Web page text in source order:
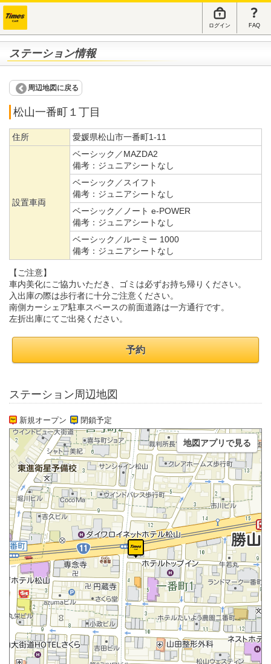
ログイン FAQ
ステーション情報
周辺地図に戻る
松山一番町１丁目
住所 愛媛県松山市一番町1-11
設置車両
ベーシック／MAZDA2
備考： ジュニアシートなし
ベーシック／スイフト
備考： ジュニアシートなし
ベーシック／ノート e-POWER
備考： ジュニアシートなし
ベーシック／ルーミー 1000
備考： ジュニアシートなし
【ご注意】
車内美化にご協力いただき、ゴミは必ずお持ち帰りください。
入出庫の際は歩行者に十分ご注意ください。
南側カーシェア駐車スペースの前面道路は一方通行です。
左折出庫にてご出発ください。
予約
ステーション周辺地図
新規オープン 閉鎖予定
地図アプリで見る